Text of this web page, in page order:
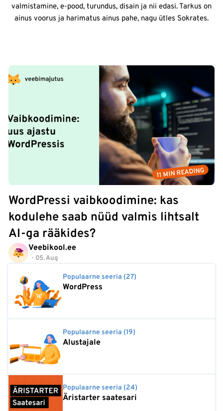
valmistamine, e-pood, turundus, disain ja nii edasi. Tarkus on
ainus voorus ja harimatus ainus pahe, nagu ütles Sokrates.
11 MIN READING
WordPressi vaibkoodimine: kas
kodulehe saab nüüd valmis lihtsalt
AI-ga rääkides?
Veebikool.ee
05. Aug
Populaarne seeria (27)
WordPress
Populaarne seeria (19)
Alustajale
Populaarne seeria (24)
Äristarter saatesari